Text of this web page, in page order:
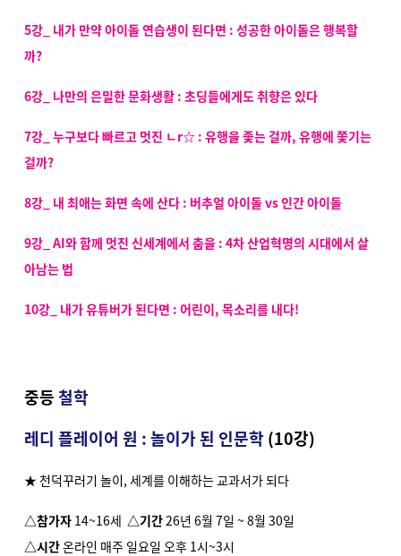
5강_ 내가 만약 아이돌 연습생이 된다면 : 성공한 아이돌은 행복할
까?
6강_ 나만의 은밀한 문화생활 : 초딩들에게도 취향은 있다
7강_ 누구보다 빠르고 멋진 ㄴr☆ : 유행을 좇는 걸까, 유행에 쫓기는
걸까?
8강_ 내 최애는 화면 속에 산다 : 버추얼 아이돌 vs 인간 아이돌
9강_ AI와 함께 멋진 신세계에서 춤을 : 4차 산업혁명의 시대에서 살
아남는 법
10강_ 내가 유튜버가 된다면 : 어린이, 목소리를 내다!
중등철학
레디 플레이어 원 : 놀이가 된 인문학 (10강)
★ 천덕꾸러기 놀이, 세계를 이해하는 교과서가 되다
△참가자 14~16세 △기간26년 6월 7일 ~ 8월 30일
△시간온라인 매주 일요일 오후 1시~3시